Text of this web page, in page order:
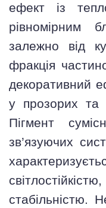
ефект із
рівномірним
залежно від
фракція
декоративний
у прозорих та
Пігмент
зв’язуючих
стабільністю.